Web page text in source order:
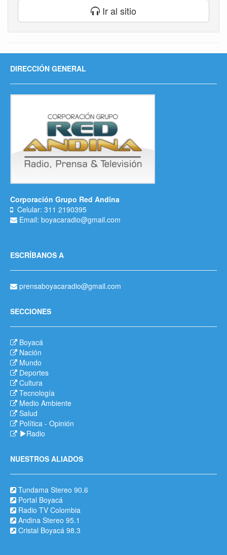
Ir al sitio
DIRECCIÓN GENERAL
Corporación Grupo Red Andina
Celular: 311 2190395
Email: boyacaradio@gmail.com
ESCRÍBANOS A
prensaboyacaradio@gmail.com
SECCIONES
Boyacá
Nación
Mundo
Deportes
Cultura
Tecnología
Medio Ambiente
Salud
Política - Opinión
Radio
NUESTROS ALIADOS
Tundama Stereo 90.6
Portal Boyacá
Radio TV Colombia
Andina Stereo 95.1
Cristal Boyacá 98.3